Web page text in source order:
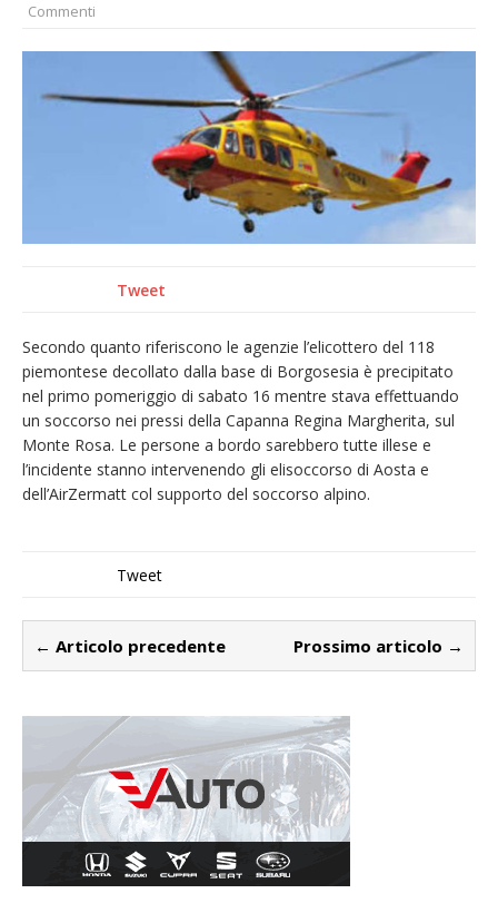
Piscina ex Enal non balneabile dopo i controlli
dell’Asl. Il Comune: «Misura precauzionale e
provvisoria»
La Pro verso l’avvio della Stagione
Dieci anni fa l’ingresso a Vercelli
dell’arcivescovo mons. Marco Arnolfo
Commenti
Tweet
Secondo quanto riferiscono le agenzie l’elicottero del 118
piemontese decollato dalla base di Borgosesia è precipitato
nel primo pomeriggio di sabato 16 mentre stava effettuando
un soccorso nei pressi della Capanna Regina Margherita, sul
Monte Rosa. Le persone a bordo sarebbero tutte illese e
l’incidente stanno intervenendo gli elisoccorso di Aosta e
dell’AirZermatt col supporto del soccorso alpino.
Tweet
← Articolo precedente Prossimo articolo →